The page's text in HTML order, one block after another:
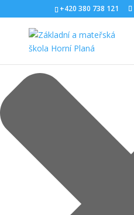
Spravovat Souhlas s cookies
+420 380 738 121